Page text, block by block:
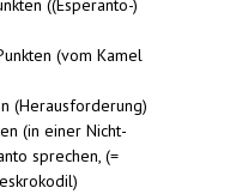
((Esperanto-)
(vom Kamel
(Herausforderung)
(in einer Nicht-
sprechen, (=